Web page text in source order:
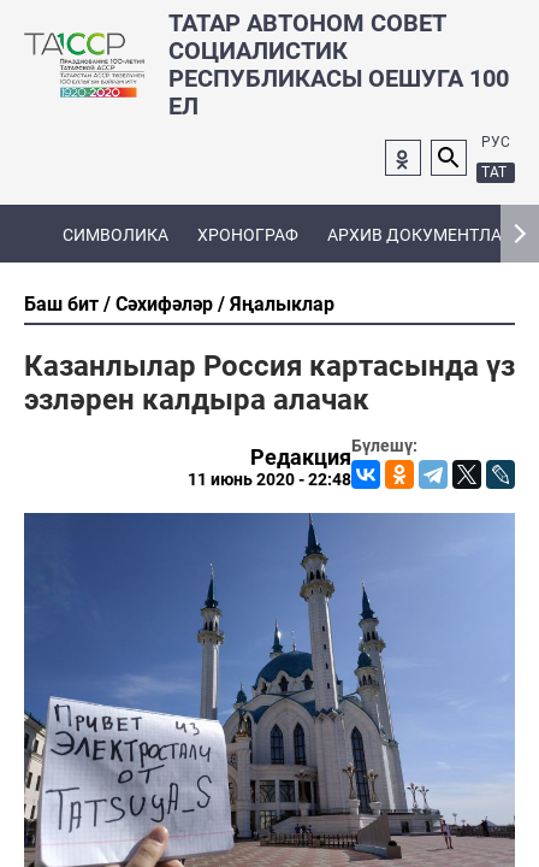
ТАТАР АВТОНОМ СОВЕТ
СОЦИАЛИСТИК
РЕСПУБЛИКАСЫ ОЕШУГА 100
ЕЛ
РУС
ТАТ
СИМВОЛИКА ХРОНОГРАФ АРХИВ ДОКУМЕНТЛАРЫ
Баш бит Сәхифәләр Яңалыклар
Казанлылар Россия картасында үз
эзләрен калдыра алачак
Бүлешү:
Редакция
11 июнь 2020 - 22:48